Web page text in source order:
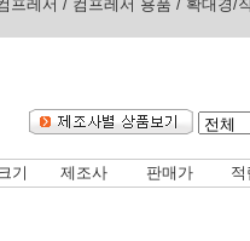
프레서 / 컴프레서 용품 / 확대경/
기 제조사 판매가 적